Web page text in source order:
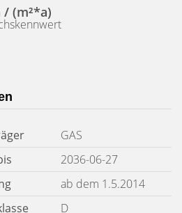
/ (m²*a)
GAS
2036-06-27
ab dem 1.5.2014
D